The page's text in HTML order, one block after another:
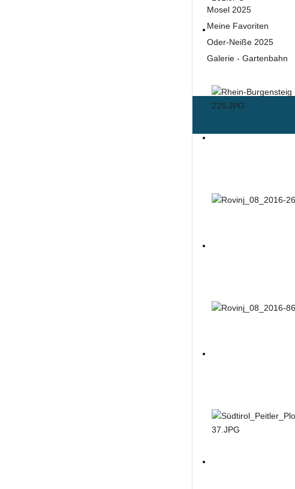
Mosel 2025
Meine Favoriten
Oder-Neiße 2025
Galerie - Gartenbahn